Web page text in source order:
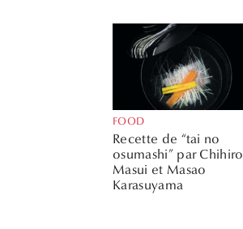
FOOD
Recette de “tai no
osumashi” par Chihiro
Masui et Masao
Karasuyama